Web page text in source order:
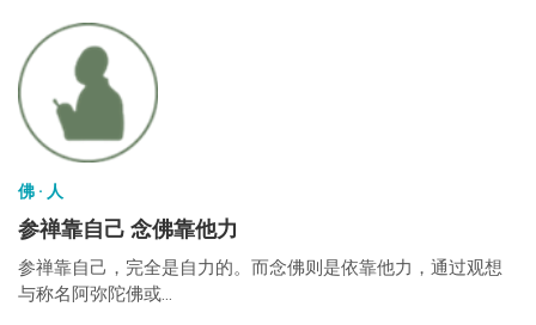
佛 · 人
参禅靠自己 念佛靠他力
参禅靠自己，完全是自力的。而念佛则是依靠他力，通过观想
与称名阿弥陀佛或...